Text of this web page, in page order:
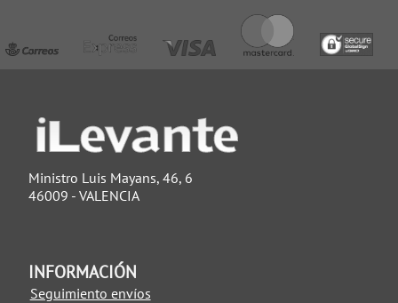
Ministro Luis Mayans, 46, 6
46009 - VALENCIA
INFORMACIÓN
Seguimiento envíos